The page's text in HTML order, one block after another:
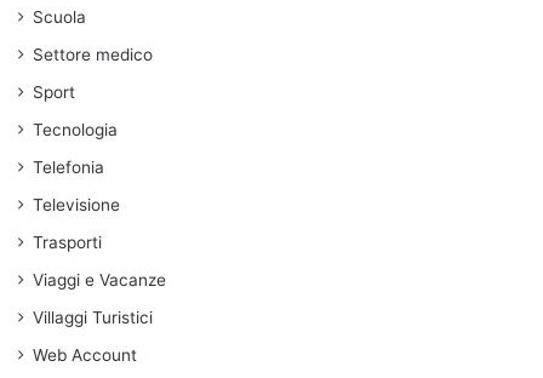
Scuola
Settore medico
Sport
Tecnologia
Telefonia
Televisione
Trasporti
Viaggi e Vacanze
Villaggi Turistici
Web Account